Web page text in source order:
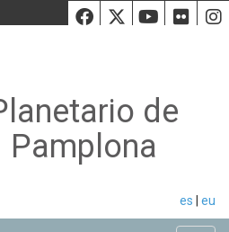
Facebook
Twiiter
de
Pamplona
es eu